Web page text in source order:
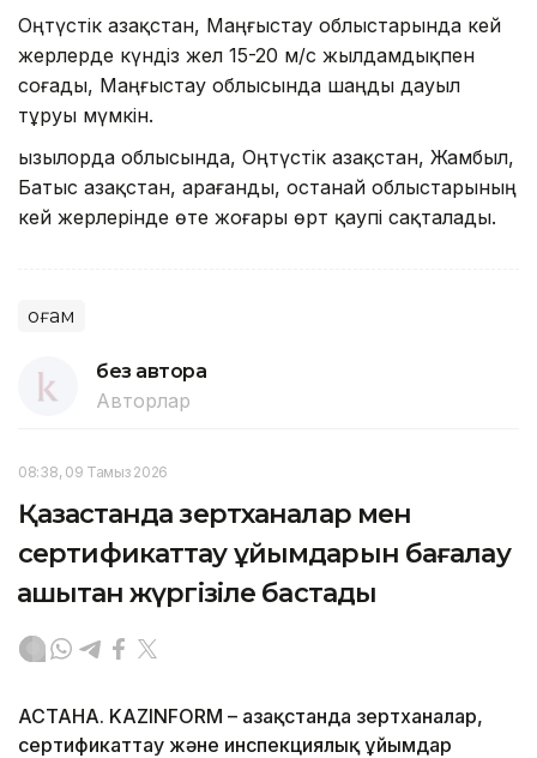
Оңтүстік Қазақстан, Маңғыстау облыстарында кей
жерлерде күндіз жел 15-20 м/с жылдамдықпен
соғады, Маңғыстау облысында шаңды дауыл
тұруы мүмкін.
Қызылорда облысында, Оңтүстік Қазақстан, Жамбыл,
Батыс Қазақстан, Қарағанды, Қостанай облыстарының
кей жерлерінде өте жоғары өрт қаупі сақталады.
Қоғам
без автора
Авторлар
08:38, 09 Тамыз 2026
Қазақстанда зертханалар мен
сертификаттау ұйымдарын бағалау
қашықтан жүргізіле бастады
АСТАНА. KAZINFORM – Қазақстанда зертханалар,
сертификаттау және инспекциялық ұйымдар